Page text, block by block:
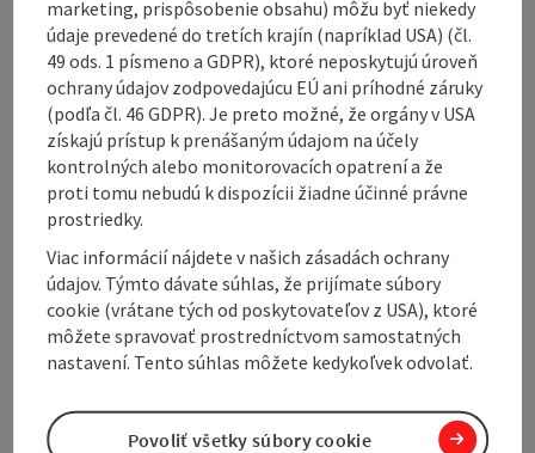
steepest climbs are at the beginning and just before
the end of the route.
Our tip: From the turning point you can still climb the
summit on ...
Display complete description
Tour and route information
Arrival
Suitability
marketing, prispôsobenie obsahu) môžu byť niekedy
údaje prevedené do tretích krajín (napríklad USA) (čl.
49 ods. 1 písmeno a GDPR), ktoré neposkytujú úroveň
ochrany údajov zodpovedajúcu EÚ ani príhodné záruky
(podľa čl. 46 GDPR). Je preto možné, že orgány v USA
získajú prístup k prenášaným údajom na účely
kontrolných alebo monitorovacích opatrení a že
proti tomu nebudú k dispozícii žiadne účinné právne
prostriedky.
Viac informácií nájdete v našich zásadách ochrany
údajov. Týmto dávate súhlas, že prijímate súbory
cookie (vrátane tých od poskytovateľov z USA), ktoré
môžete spravovať prostredníctvom samostatných
nastavení. Tento súhlas môžete kedykoľvek odvolať.
Povoliť všetky súbory cookie